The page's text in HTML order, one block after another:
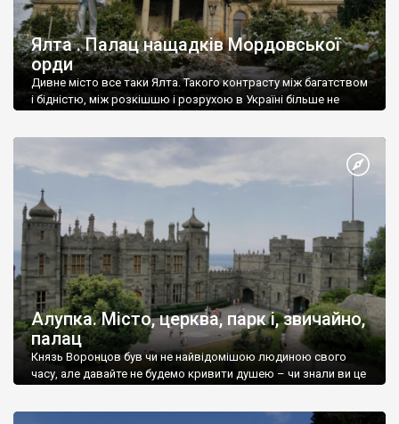
Ялта . Палац нащадків Мордовської
орди
Дивне місто все таки Ялта. Такого контрасту між багатством
і бідністю, між розкішшю і розрухою в Україні більше не
Алупка. Місто, церква, парк і, звичайно,
палац
Князь Воронцов був чи не найвідомішою людиною свого
часу, але давайте не будемо кривити душею – чи знали ви це